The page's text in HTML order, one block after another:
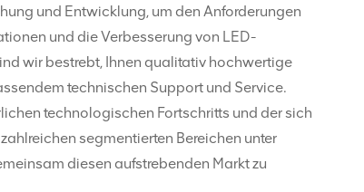
und Entwicklung, um den Anforderungen
und die Verbesserung von LED-
wir bestrebt, Ihnen qualitativ hochwertige
technischen Support und Service.
technologischen Fortschritts und der sich
segmentierten Bereichen unter
diesen aufstrebenden Markt zu